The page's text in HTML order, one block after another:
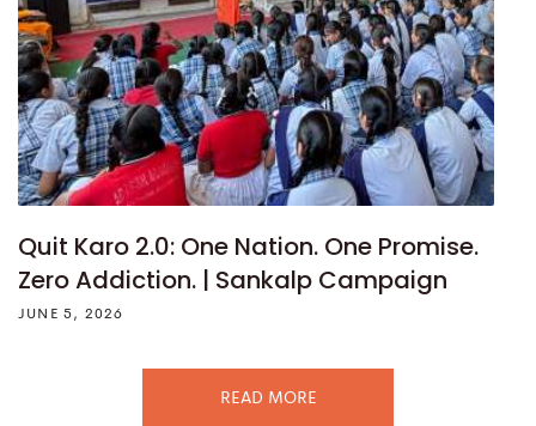
Quit Karo 2.0: One Nation. One Promise.
Zero Addiction. | Sankalp Campaign
JUNE 5, 2026
READ MORE